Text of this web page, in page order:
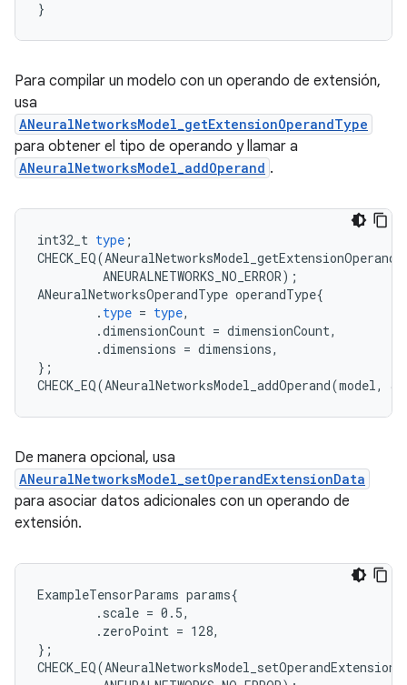
Para compilar un modelo con un operando de extensión,
usa
ANeuralNetworksModel_getExtensionOperandType
para obtener el tipo de operando y llamar a
ANeuralNetworksModel_addOperand .
int32_t type ;
CHECK_EQ(
ANEURALNETWORKS_NO_ERROR);
ANeuralNetworksOperandType operandType{
. type = type,
.dimensionCount = dimensionCount,
.dimensions = dimensions,
};
CHECK_EQ(ANeuralNetworksModel_addOperand(model, &
De manera opcional, usa
ANeuralNetworksModel_setOperandExtensionData
para asociar datos adicionales con un operando de
extensión.
ExampleTensorParams params{
        .scale = 0.5,
        .zeroPoint = 128,
};